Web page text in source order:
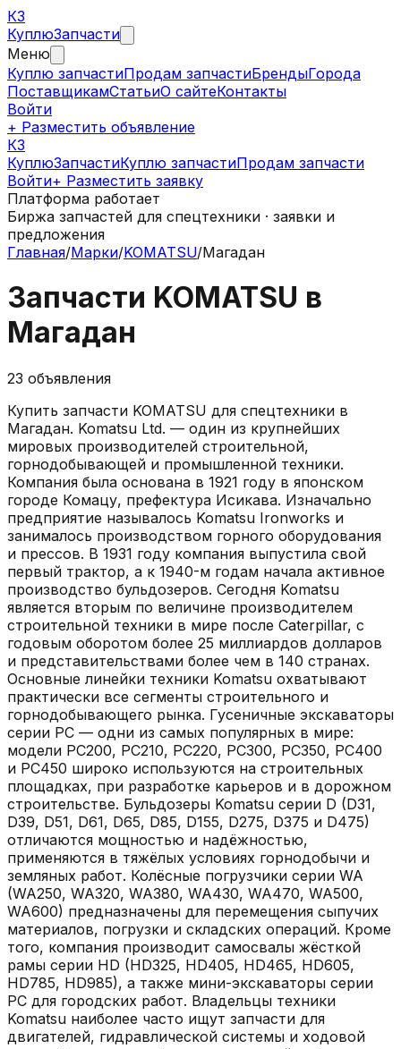
КЗ
КуплюЗапчасти
Меню
Куплю запчастиПродам запчастиБрендыГорода
ПоставщикамСтатьиО сайтеКонтакты
Войти
+ Разместить объявление
КЗ
КуплюЗапчастиКуплю запчастиПродам запчасти
Войти+ Разместить заявку
Платформа работает
Биржа запчастей для спецтехники · заявки и
предложения
Главная/Марки/KOMATSU/Магадан
Запчасти KOMATSU в
Магадан
23 объявления
Купить запчасти KOMATSU для спецтехники в
Магадан. Komatsu Ltd. — один из крупнейших
мировых производителей строительной,
горнодобывающей и промышленной техники.
Компания была основана в 1921 году в японском
городе Комацу, префектура Исикава. Изначально
предприятие называлось Komatsu Ironworks и
занималось производством горного оборудования
и прессов. В 1931 году компания выпустила свой
первый трактор, а к 1940-м годам начала активное
производство бульдозеров. Сегодня Komatsu
является вторым по величине производителем
строительной техники в мире после Caterpillar, с
годовым оборотом более 25 миллиардов долларов
и представительствами более чем в 140 странах.
Основные линейки техники Komatsu охватывают
практически все сегменты строительного и
горнодобывающего рынка. Гусеничные экскаваторы
серии PC — одни из самых популярных в мире:
модели PC200, PC210, PC220, PC300, PC350, PC400
и PC450 широко используются на строительных
площадках, при разработке карьеров и в дорожном
строительстве. Бульдозеры Komatsu серии D (D31,
D39, D51, D61, D65, D85, D155, D275, D375 и D475)
отличаются мощностью и надёжностью,
применяются в тяжёлых условиях горнодобычи и
земляных работ. Колёсные погрузчики серии WA
(WA250, WA320, WA380, WA430, WA470, WA500,
WA600) предназначены для перемещения сыпучих
материалов, погрузки и складских операций. Кроме
того, компания производит самосвалы жёсткой
рамы серии HD (HD325, HD405, HD465, HD605,
HD785, HD985), а также мини-экскаваторы серии
PC для городских работ. Владельцы техники
Komatsu наиболее часто ищут запчасти для
двигателей, гидравлической системы и ходовой